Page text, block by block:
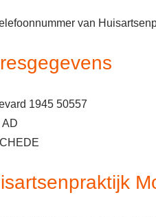
van
1945 50557
AD